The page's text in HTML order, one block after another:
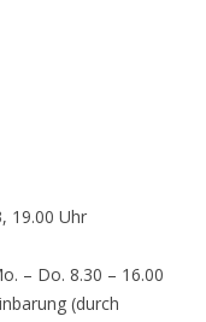
19.00 Uhr
– Do. 8.30 – 16.00
(durch